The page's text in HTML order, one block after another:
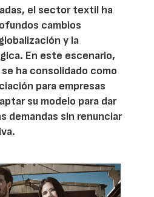
el sector textil ha
cambios
y la
En este escenario,
ha consolidado como
para empresas
su modelo para dar
demandas sin renunciar